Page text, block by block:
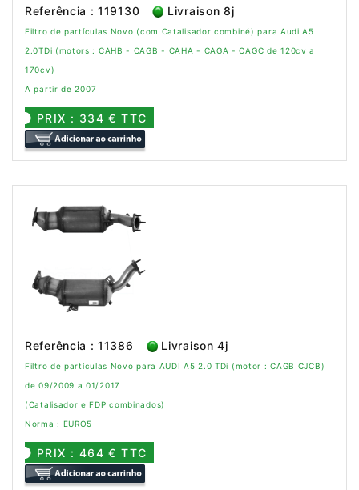
Referência : 119130 Livraison 8j
Filtro de partículas Novo (com Catalisador combiné) para Audi A5
2.0TDi (motors : CAHB - CAGB - CAHA - CAGA - CAGC de 120cv a
170cv)
A partir de 2007
PRIX : 334 € TTC
Referência : 11386 Livraison 4j
Filtro de partículas Novo para AUDI A5 2.0 TDi (motor : CAGB CJCB)
de 09/2009 a 01/2017
(Catalisador e FDP combinados)
Norma : EURO5
PRIX : 464 € TTC